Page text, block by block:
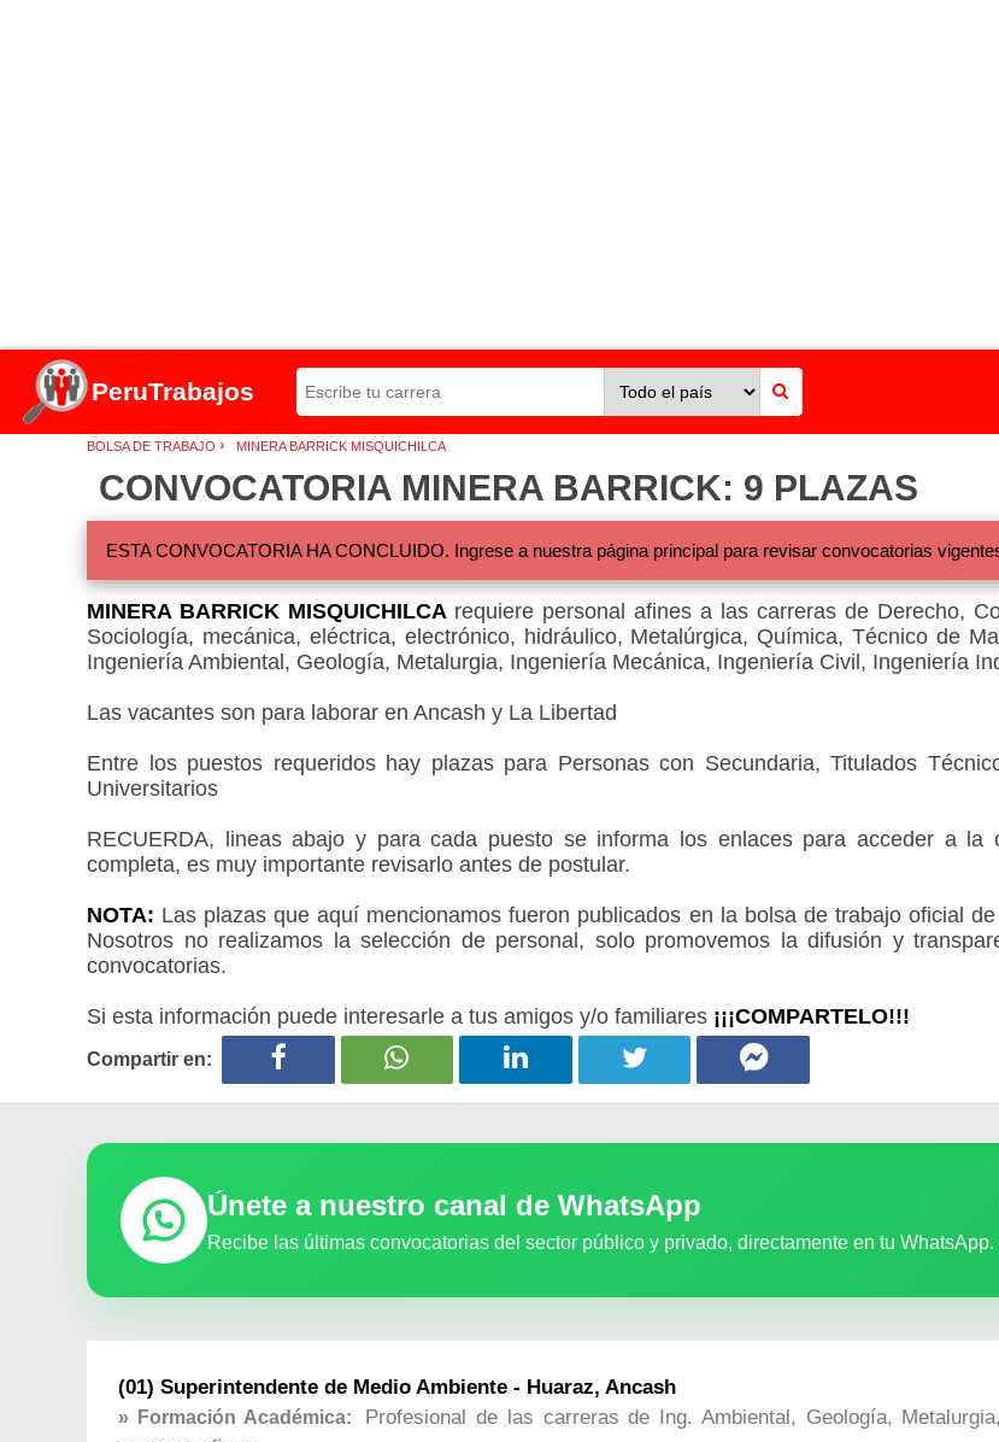
PeruTrabajos
BOLSA DE TRABAJO › MINERA BARRICK MISQUICHILCA
CONVOCATORIA MINERA BARRICK: 9 PLAZAS
ESTA CONVOCATORIA HA CONCLUIDO. Ingrese a nuestra página principal para revisar convocatorias
MINERA BARRICK MISQUICHILCA requiere personal afines a las carreras de Derecho,
Sociología, mecánica, eléctrica, electrónico, hidráulico, Metalúrgica, Química, Técnico de
Ingeniería Ambiental, Geología, Metalurgia, Ingeniería Mecánica, Ingeniería Civil, Ingeniería
Las vacantes son para laborar en Ancash y La Libertad
Entre los puestos requeridos hay plazas para Personas con Secundaria, Titulados
Universitarios
RECUERDA, lineas abajo y para cada puesto se informa los enlaces para acceder a la
completa, es muy importante revisarlo antes de postular.
NOTA: Las plazas que aquí mencionamos fueron publicados en la bolsa de trabajo oficial
Nosotros no realizamos la selección de personal, solo promovemos la difusión y
convocatorias.
Si esta información puede interesarle a tus amigos y/o familiares ¡¡¡COMPARTELO!!!
Compartir en:
Únete a nuestro canal de WhatsApp
Recibe las últimas convocatorias del sector público y privado, directamente en tu WhatsApp.
(01) Superintendente de Medio Ambiente - Huaraz, Ancash
» Formación Académica:
Profesional de las carreras de Ing. Ambiental, Geología,